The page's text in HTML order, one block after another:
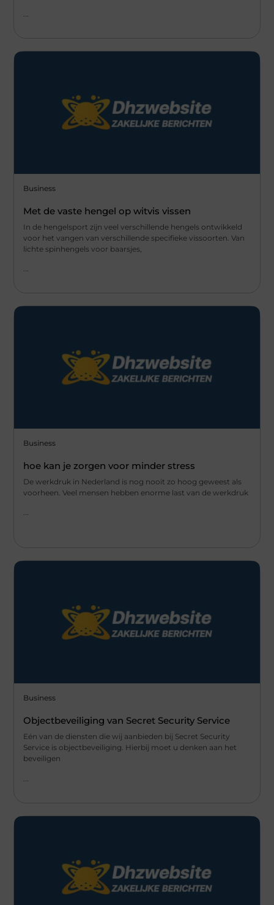
Business
Met de vaste hengel op witvis vissen
In de hengelsport zijn veel verschillende hengels ontwikkeld
voor het vangen van verschillende specifieke vissoorten. Van
lichte spinhengels voor baarsjes,
Business
hoe kan je zorgen voor minder stress
De werkdruk in Nederland is nog nooit zo hoog geweest als
voorheen. Veel mensen hebben enorme last van de werkdruk
...
Business
Objectbeveiliging van Secret Security Service
Eén van de diensten die wij aanbieden bij Secret Security
Service is objectbeveiliging. Hierbij moet u denken aan het
beveiligen